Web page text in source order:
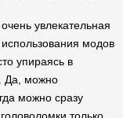
увлекательная
модов
упираясь в
Да, можно
можно сразу